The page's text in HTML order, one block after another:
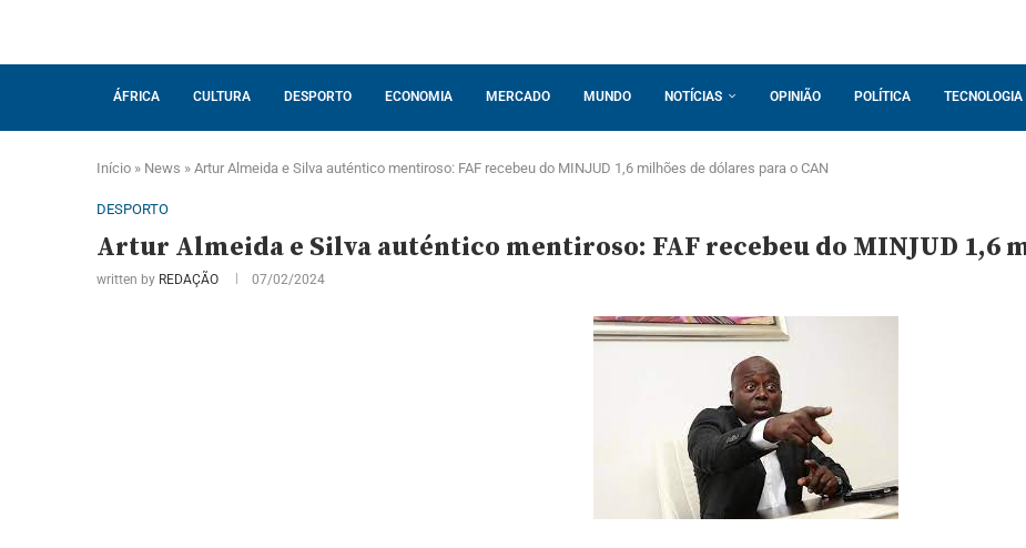
ÁFRICA CULTURA DESPORTO ECONOMIA MERCADO MUNDO NOTÍCIAS OPINIÃO POLÍTICA TECNOLOGIA
Início » News » Artur Almeida e Silva auténtico mentiroso: FAF recebeu do MINJUD 1,6 milhões de dólares para o CAN
DESPORTO
Artur Almeida e Silva auténtico mentiroso: FAF recebeu do MINJUD 1,6
written by REDAÇÃO 07/02/2024